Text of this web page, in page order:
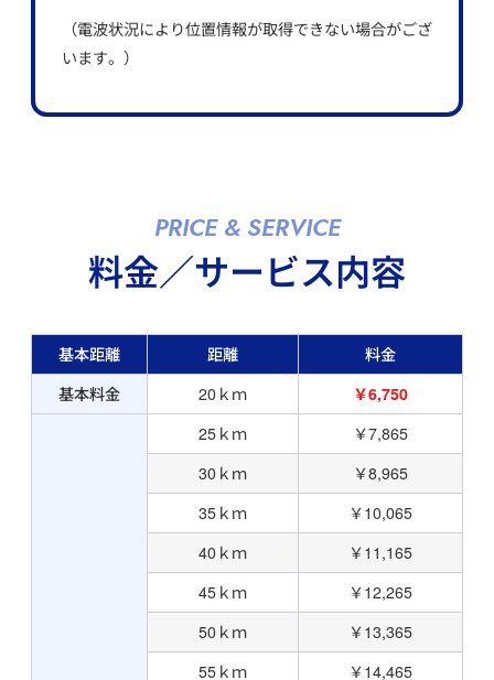
（電波状況により位置情報が取得できない場合がござ
います。）
PRICE & SERVICE
料金／サービス内容
基本距離 距離
料金
基本料金
20ｋｍ
￥6,750
25ｋｍ
￥7,865
30ｋｍ
￥8,965
35ｋｍ
￥10,065
40ｋｍ
￥11,165
45ｋｍ
￥12,265
50ｋｍ
￥13,365
55ｋｍ
￥14,465